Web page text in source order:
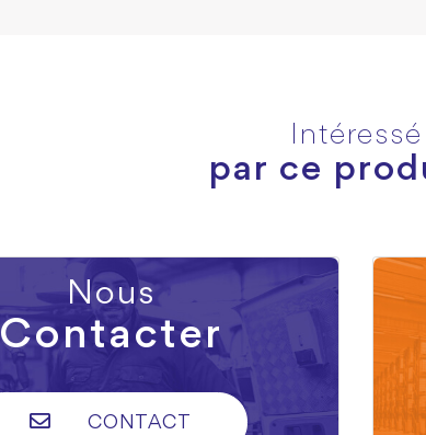
Intéressé
par ce
Nous
Contacter
CONTACT